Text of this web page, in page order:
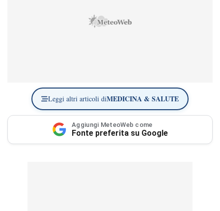
Leggi altri articoli diMEDICINA & SALUTE
Aggiungi MeteoWeb come
Fonte preferita su Google